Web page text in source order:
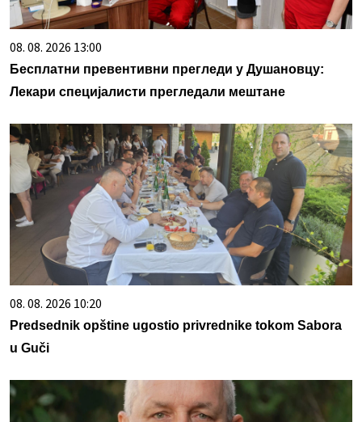
08. 08. 2026 13:00
Бесплатни превентивни прегледи у Душановцу:
Лекари специјалисти прегледали мештане
08. 08. 2026 10:20
Predsednik opštine ugostio privrednike tokom Sabora
u Guči